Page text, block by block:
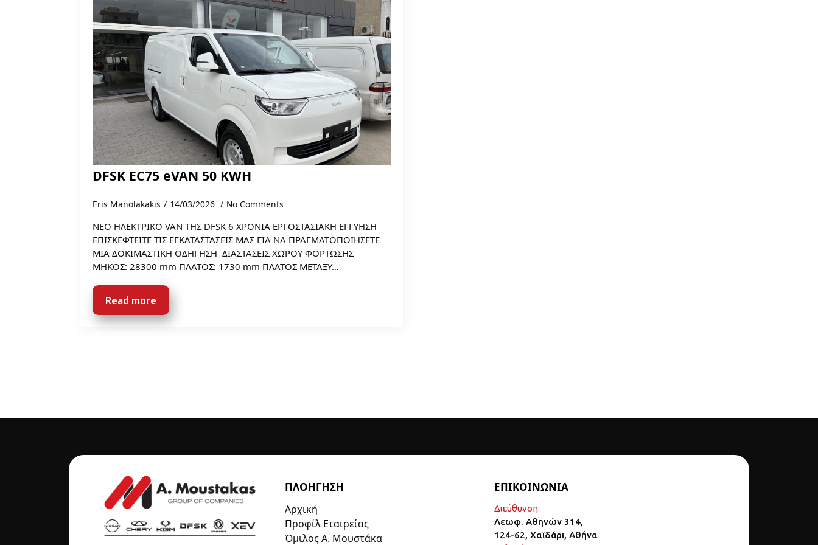
DFSK EC75 eVAN 50 KWH
Eris Manolakakis 14/03/2026 No Comments
ΝΕΟ ΗΛΕΚΤΡΙΚΟ VAN ΤΗΣ DFSK 6 ΧΡΟΝΙΑ ΕΡΓΟΣΤΑΣΙΑΚΗ ΕΓΓΥΗΣΗ
ΕΠΙΣΚΕΦΤΕΙΤΕ ΤΙΣ ΕΓΚΑΤΑΣΤΑΣΕΙΣ ΜΑΣ ΓΙΑ ΝΑ ΠΡΑΓΜΑΤΟΠΟΙΗΣΕΤΕ
ΜΙΑ ΔΟΚΙΜΑΣΤΙΚΗ ΟΔΗΓΗΣΗ ΔΙΑΣΤΑΣΕΙΣ ΧΩΡΟΥ ΦΟΡΤΩΣΗΣ
ΜΗΚΟΣ: 28300 mm ΠΛΑΤΟΣ: 1730 mm ΠΛΑΤΟΣ ΜΕΤΑΞΥ…
Read more
ΠΛΟΗΓΗΣΗ
Αρχική
Προφίλ Εταιρείας
Όμιλος Α. Μουστάκα
ΕΠΙΚΟΙΝΩΝΙΑ
Διεύθυνση
Λεωφ. Αθηνών 314,
124-62, Χαϊδάρι, Αθήνα